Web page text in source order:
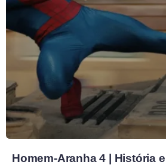
Homem-Aranha 4 | História